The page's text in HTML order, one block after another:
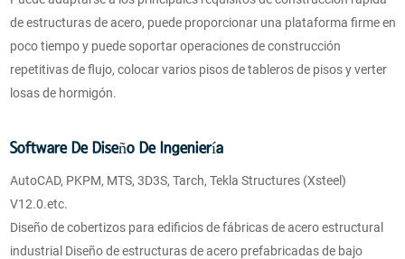
de estructuras de acero, puede proporcionar una plataforma firme en
poco tiempo y puede soportar operaciones de construcción
repetitivas de flujo, colocar varios pisos de tableros de pisos y verter
losas de hormigón.
Software De Diseño De Ingeniería
AutoCAD, PKPM, MTS, 3D3S, Tarch, Tekla Structures (Xsteel)
V12.0.etc.
Diseño de cobertizos para edificios de fábricas de acero estructural
industrial Diseño de estructuras de acero prefabricadas de bajo